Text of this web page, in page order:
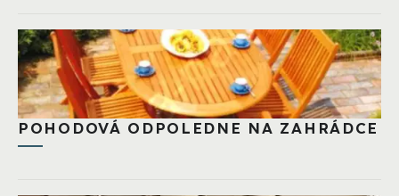
POHODOVÁ ODPOLEDNE NA ZAHRÁDCE